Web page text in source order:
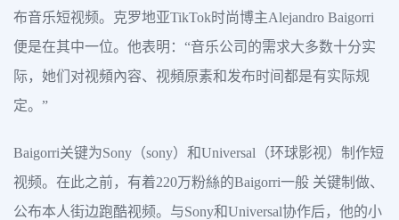
布音乐短视频。克罗地亚TikTok时尚博主Alejandro Baigorri
便是在其中一位。他表明：“音乐公司的需求大多数十分实
际，她们对视頻內容、视頻原素和发布时间都是有实际规
定。”
Baigorri关键为Sony（sony）和Universal（环球影视）制作短
视频。在此之前，有着220万粉絲的Baigorri一般 关键制做、
公布本人街边跑酷视频。与Sony和Universal协作后，他的小